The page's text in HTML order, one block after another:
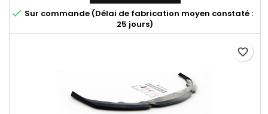
 Sur commande (Délai de fabrication moyen constaté :
25 jours)
favorite_border